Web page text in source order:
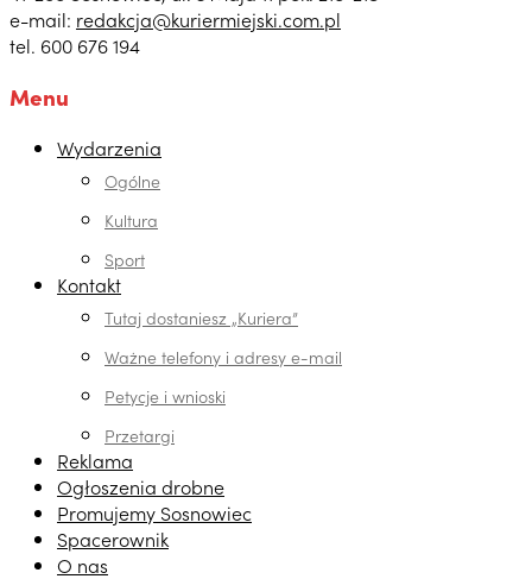
e-mail: redakcja@kuriermiejski.com.pl
tel. 600 676 194
Menu
Wydarzenia
Ogólne
Kultura
Sport
Kontakt
Tutaj dostaniesz „Kuriera”
Ważne telefony i adresy e-mail
Petycje i wnioski
Przetargi
Reklama
Ogłoszenia drobne
Promujemy Sosnowiec
Spacerownik
O nas